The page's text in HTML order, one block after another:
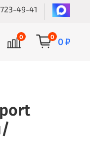
49-41
0 0 0 ₽